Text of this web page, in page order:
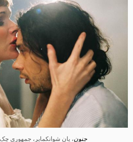
جنون، یان شوانکمایر، جمهوری چک 2005، (